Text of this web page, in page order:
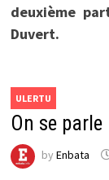
deuxième
Duvert.
ULERTU
On se parle
by Enbata